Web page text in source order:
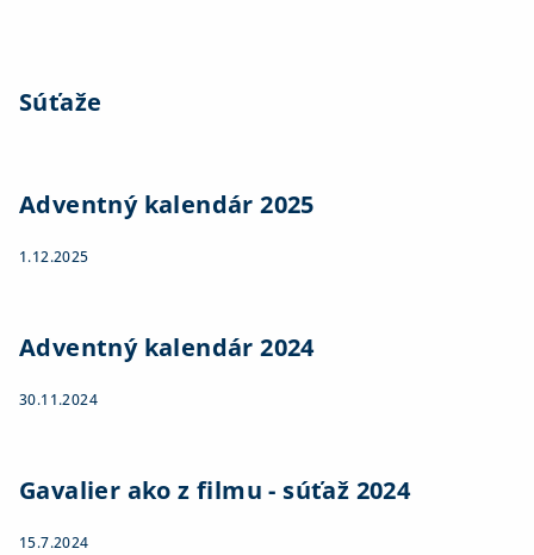
Súťaže
Adventný kalendár 2025
1.12.2025
Adventný kalendár 2024
30.11.2024
Gavalier ako z filmu - súťaž 2024
15.7.2024